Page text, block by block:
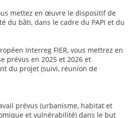
mettez en œuvre le dispositif de
du bâti, dans le cadre du PAPI et du
Interreg FIER, vous mettrez en
prévus en 2025 et 2026 et
du projet (suivi, réunion de
prévus (urbanisme, habitat et
et vulnérabilité) dans le but